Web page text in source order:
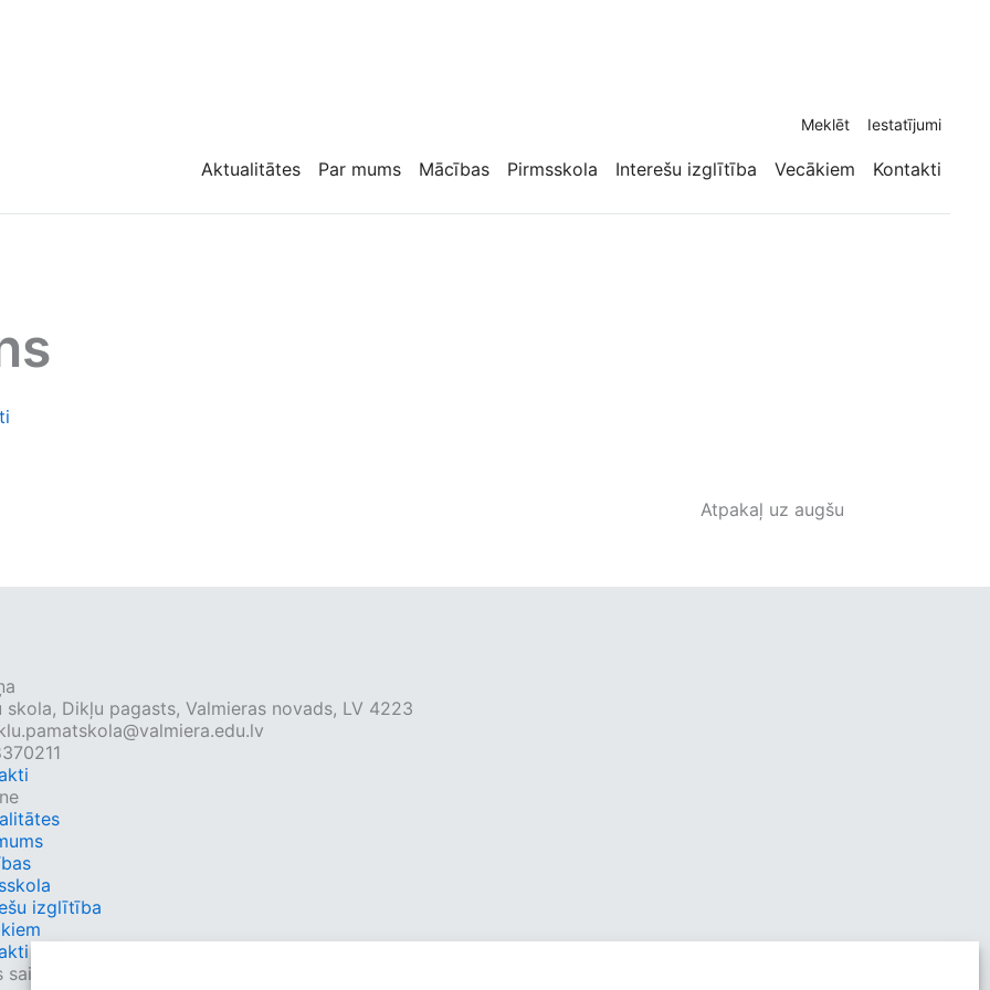
Meklēt Iestatījumi
Aktualitātes Par mums Mācības Pirmsskola Interešu izglītība Vecākiem Kontakti
Atpakaļ uz augšu
skola, Dikļu pagasts, Valmieras novads, LV 4223
izglītība